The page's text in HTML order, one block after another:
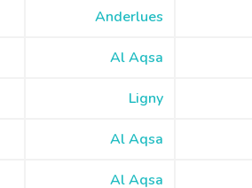
Anderlues
Al Aqsa
Ligny
Al Aqsa
Al Aqsa